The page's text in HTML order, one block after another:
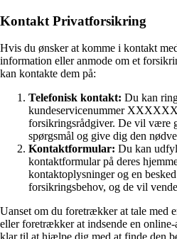
Kontakt Privatforsikring
Hvis du ønsker at komme i kontakt
information eller anmode om et
kan kontakte dem på:
Telefonisk kontakt: Du kan
kundeservicenummer
forsikringsrådgiver. De vil være
spørgsmål og give dig den
Kontaktformular: Du kan
kontaktformular på deres
kontaktoplysninger og en
forsikringsbehov, og de vil
Uanset om du foretrækker at tale med
eller foretrækker at indsende en